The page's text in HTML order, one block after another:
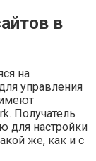
в
на
управления
Получатель
для настройки
же, как и с